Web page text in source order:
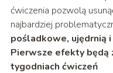
ćwiczenia pozwolą
najbardziej
pośladkowe, ujędrnią
Pierwsze efekty będą
tygodniach ćwiczeń